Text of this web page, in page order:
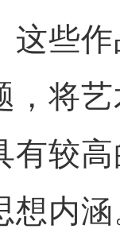
这些
，将
有较
想内